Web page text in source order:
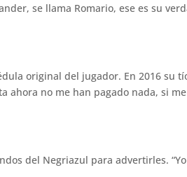
se llama Romario, ese es su
original del jugador. En 2016
ahora no me han pagado nada, si
del Negriazul para advertirles.